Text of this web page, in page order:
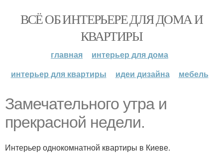
ВСЁ ОБ ИНТЕРЬЕРЕ ДЛЯ ДОМА И
КВАРТИРЫ
главная
интерьер для дома
интерьер для квартиры
идеи дизайна мебель
Замечательного утра и
прекрасной недели.
Интерьер однокомнатной квартиры в Киеве.